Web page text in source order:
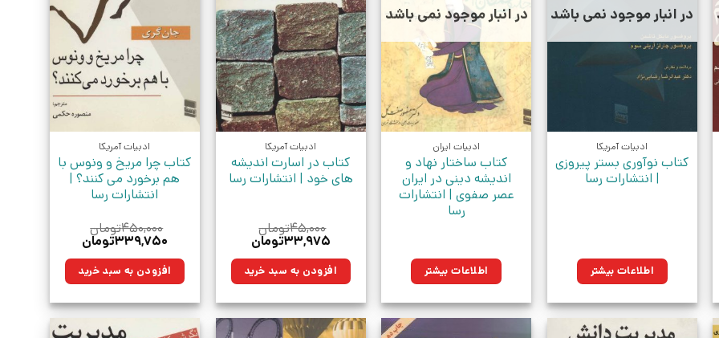
در انبار موجود نمی باشد
ادبیات آمریکا
کتاب نوآوری بستر پیروزی
| انتشارات رسا
اطلاعات بیشتر
در انبار موجود نمی باشد
ادبیات ایران
کتاب ساختار نهاد و
اندیشه دینی در ایران
عصر صفوی | انتشارات
رسا
اطلاعات بیشتر
ادبیات آمریکا
کتاب در اسارت اندیشه
های خود | انتشارات رسا
۴۵,۰۰۰تومان
قیمت
۴۵,۰۰۰تومان
بود.
۳۳,۹۷۵تومان
۳۳,۹۷۵تومان.افزودن به سبد خرید
ادبیات آمریکا
کتاب چرا مریخ و ونوس با
هم برخورد می کنند؟ |
انتشارات رسا
۴۵۰,۰۰۰تومان
قیمت
۴۵۰,۰۰۰تومان
بود.
۳۳۹,۷۵۰تومان
۳۳۹,۷۵۰تومان.افزودن به سبد خرید